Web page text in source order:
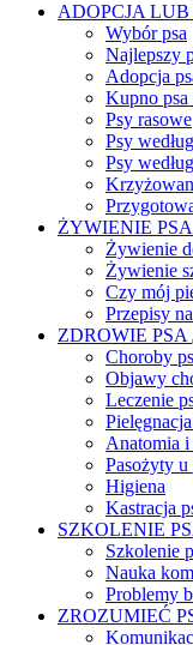
ADOPCJA
Wybór psa
Najlepszy
Adopcja
Kupno
Psy rasowe
Psy
Psy
ŻYWIENIE PSA
Żywienie
Żywienie
Czy mój
Przepisy
ZDROWIE PSA
Choroby
Objawy
Leczenie
Anatomia i
Pasożyty u
Higiena
Kastracja
SZKOLENIE
Szkolenie
Nauka
Problemy
ZROZUMIEĆ